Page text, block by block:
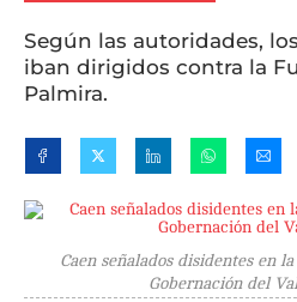
Según las autoridades,
iban dirigidos contra la
Palmira.
Caen señalados disidentes en
Gobernación del